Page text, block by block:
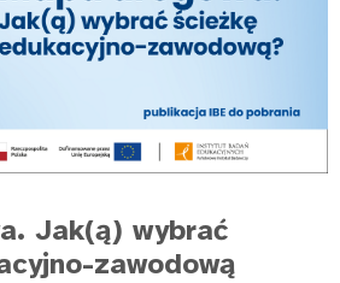
Jak(ą) wybrać
zawodową